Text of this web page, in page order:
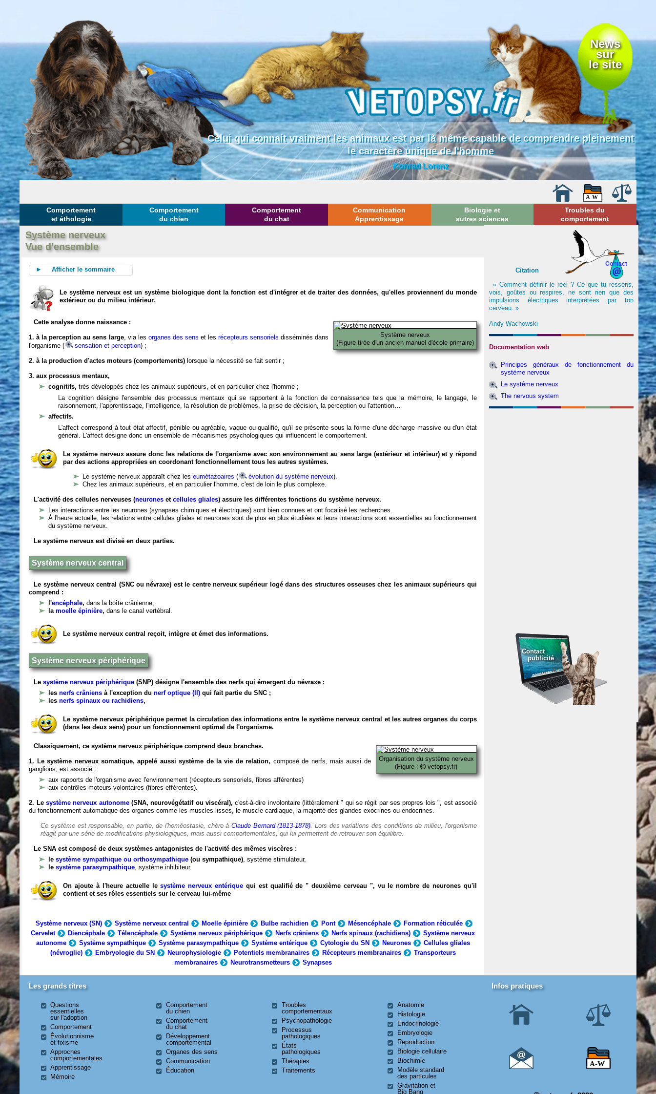
News
sur
le site
Celui qui connait vraiment les animaux est par là même capable de comprendre pleinement
le caractère unique de l'homme
Konrad Lorenz
Comportement
et éthologie
Comportement
du chien
Comportement
du chat
Communication
Apprentissage
Biologie et
autres sciences
Troubles du
comportement
Système nerveux
Vue d'ensemble
► Afficher le sommaire
Le système nerveux est un système biologique dont la fonction est d'intégrer et de traiter des données, qu'elles proviennent du monde
extérieur ou du milieu intérieur.
Système nerveux
(Figure tirée d'un ancien manuel d'école primaire)
Cette analyse donne naissance :
1. à la perception au sens large, via les organes des sens et les récepteurs sensoriels disséminés dans
l'organisme (
sensation et perception) ;
2. à la production d'actes moteurs (comportements) lorsque la nécessité se fait sentir ;
3. aux processus mentaux,
cognitifs,très développés chez les animaux supérieurs, et en particulier chez l'homme ;
La cognition désigne l'ensemble des processus mentaux qui se rapportent à la fonction de connaissance tels que la mémoire, le langage, le
raisonnement, l'apprentissage, l'intelligence, la résolution de problèmes, la prise de décision, la perception ou l'attention…
affectifs.
L'affect correspond à tout état affectif, pénible ou agréable, vague ou qualifié, qu'il se présente sous la forme d'une décharge massive ou d'un état
général. L'affect désigne donc un ensemble de mécanismes psychologiques qui influencent le comportement.
Le système nerveux assure donc les relations de l'organisme avec son environnement au sens large (extérieur et intérieur) et y répond
par des actions appropriées en coordonant fonctionnellement tous les autres systèmes.
Le système nerveux apparaît chez leseumétazoaires ( évolution du système nerveux).
Chez les animaux supérieurs, et en particulier l'homme, c'est de loin le plus complexe.
L'activité des cellules nerveuses (neurones etcellules gliales) assure les différentes fonctions du système nerveux.
Les interactions entre les neurones (synapses chimiques et électriques) sont bien connues et ont focalisé les recherches.
À l'heure actuelle, les relations entre cellules gliales et neurones sont de plus en plus étudiées et leurs interactions sont essentielles au fonctionnement
du système nerveux.
Le système nerveux est divisé en deux parties.
Système nerveux central
Le système nerveux central (SNC ou névraxe) est le centre nerveux supérieur logé dans des structures osseuses chez les animaux supérieurs qui
comprend :
l'encéphale,dans la boîte crânienne,
lamoelle épinière,dans le canal vertébral.
Le système nerveux central reçoit, intègre et émet des informations.
Système nerveux périphérique
Lesystème nerveux périphérique (SNP) désigne l'ensemble des nerfs qui émergent du névraxe :
lesnerfs crâniens à l'exception du nerf optique (II) qui fait partie du SNC ;
lesnerfs spinaux ou rachidiens,
Le système nerveux périphérique permet la circulation des informations entre le système nerveux central et les autres organes du corps
(dans les deux sens) pour un fonctionnement optimal de l'organisme.
Organisation du système nerveux
(Figure :
vetopsy.fr)
Classiquement, ce système nerveux périphérique comprend deux branches.
1. Le système nerveux somatique, appelé aussi système de la vie de relation, composé de nerfs, mais aussi de
ganglions, est associé :
aux rapports de l'organisme avec l'environnement (récepteurs sensoriels, fibres afférentes)
aux contrôles moteurs volontaires (fibres efférentes).
2. Le système nerveux autonome(SNA, neurovégétatif ou viscéral), c'est-à-dire involontaire (littéralement " qui se régit par ses propres lois ", est associé
du fonctionnement automatique des organes comme les muscles lisses, le muscle cardiaque, la majorité des glandes exocrines ou endocrines.
Ce système est responsable, en partie, de l'homéostasie, chère àClaude Bernard (1813-1878). Lors des variations des conditions de milieu, l'organisme
réagit par une série de modifications physiologiques, mais aussi comportementales, qui lui permettent de retrouver son équilibre.
Le SNA est composé de deux systèmes antagonistes de l'activité des mêmes viscères :
lesystème sympathique ou orthosympathique (ou sympathique), système stimulateur,
lesystème parasympathique, système inhibiteur.
On ajoute à l'heure actuelle lesystème nerveux entérique qui est qualifié de " deuxième cerveau ", vu le nombre de neurones qu'il
contient et ses rôles essentiels sur le cerveau lui-même
Système nerveux (SN) Système nerveux central Moelle épinière Bulbe rachidien Pont Mésencéphale
Formation réticulée
Cervelet
Diencéphale Télencéphale Système nerveux périphérique Nerfs crâniens Nerfs spinaux (rachidiens)
Système nerveux
autonome
Système sympathique Système parasympathique Système entérique Cytologie du SN Neurones
Cellules gliales
(névroglie)
Embryologie du SN Neurophysiologie Potentiels membranaires Récepteurs membranaires
Transporteurs
membranaires
Neurotransmetteurs Synapses
Contact
Citation
« Comment définir le réel ? Ce que tu ressens,
vois, goûtes ou respires, ne sont rien que des
impulsions électriques interprétées par ton
cerveau. »
Andy Wachowski
Documentation web
Principes généraux de fonctionnement du
système nerveux
Le système nerveux
The nervous system
Contact
publicité
Les grands titres
Questions
essentielles
sur l'adoption
Comportement
Évolutionnisme
et fixisme
Approches
comportementales
Apprentissage
Mémoire
Comportement
du chien
Comportement
du chat
Développement
comportemental
Organes des sens
Communication
Éducation
Troubles
comportementaux
Psychopathologie
Processus
pathologiques
États
pathologiques
Thérapies
Traitements
Anatomie
Histologie
Endocrinologie
Embryologie
Reproduction
Biologie cellulaire
Biochimie
Modèle standard
des particules
Gravitation et
Big Bang
Infos pratiques